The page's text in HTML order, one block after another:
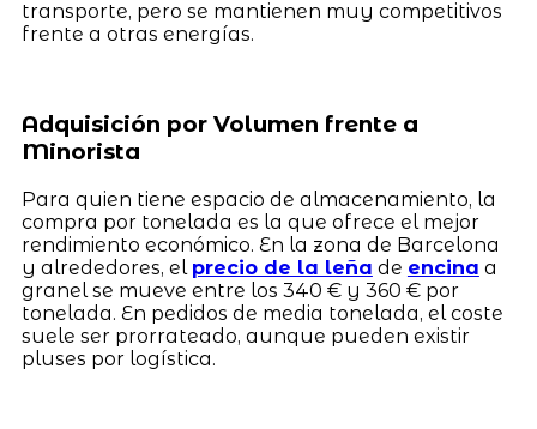
transporte, pero se mantienen muy competitivos
frente a otras energías.
Adquisición por Volumen frente a
Minorista
Para quien tiene espacio de almacenamiento, la
compra por tonelada es la que ofrece el mejor
rendimiento económico. En la zona de Barcelona
y alrededores, el precio de la leña de encina a
granel se mueve entre los 340 € y 360 € por
tonelada. En pedidos de media tonelada, el coste
suele ser prorrateado, aunque pueden existir
pluses por logística.